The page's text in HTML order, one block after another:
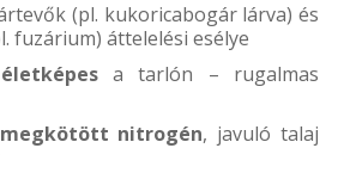
(pl. kukoricabogár lárva) és
fuzárium) áttelelési esélye
a tarlón – rugalmas
nitrogén, javuló talaj